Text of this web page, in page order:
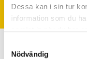
Dessa kan i sin tur
information som du
samlat in när du har
Nödvändig